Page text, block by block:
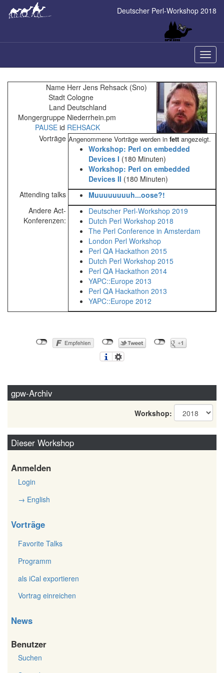
Deutscher Perl-Workshop 2018
ein-/
Name Herr Jens Rehsack (‎Sno‎)
Stadt Cologne
Land Deutschland
Mongergruppe Niederrhein.pm
PAUSEid REHSACK
Vorträge Angenommene Vorträge werden in fett angezeigt.
‎Workshop: Perl on embedded
Devices I‎ (180 Minuten)
‎Workshop: Perl on embedded
Devices II‎ (180 Minuten)
Attending talks
‎Muuuuuuuuh...oose?!‎
Andere Act-
Konferenzen:
Deutscher Perl-Workshop 2019
Dutch Perl Workshop 2018
The Perl Conference in Amsterdam
London Perl Workshop
Perl QA Hackathon 2015
Dutch Perl Workshop 2015
Perl QA Hackathon 2014
YAPC::Europe 2013
Perl QA Hackathon 2013
YAPC::Europe 2012
gpw-Archiv
Workshop:
Dieser Workshop
Anmelden
Login
→ English
Vorträge
Favorite Talks
Programm
als iCal exportieren
Vortrag einreichen
News
Benutzer
Suchen